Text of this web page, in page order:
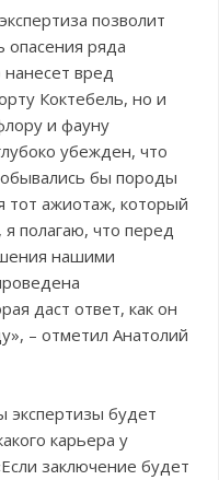
позволит
опасения ряда
нанесет вред
Коктебель, но и
и фауну
убежден, что
бы породы
тот ажиотаж, который
я полагаю, что перед
нашими
даст ответ, как он
– отметил Анатолий
экспертизы будет
карьера у
заключение будет